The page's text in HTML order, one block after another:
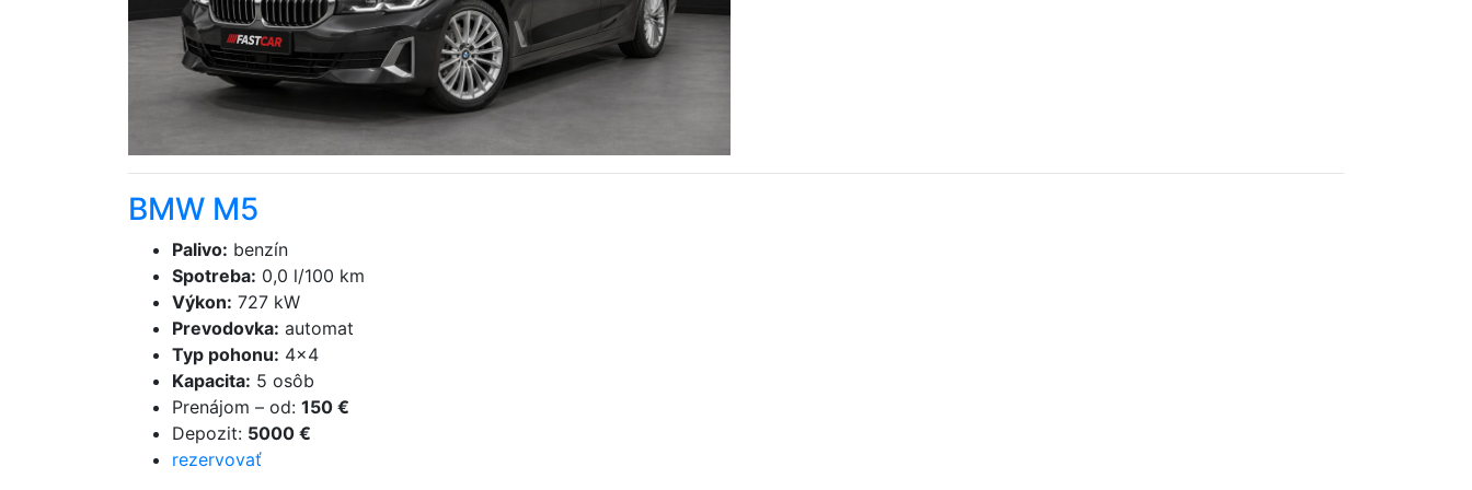
BMW M5
Palivo: benzín
Spotreba: 0,0 l/100 km
Výkon: 727 kW
Prevodovka: automat
Typ pohonu: 4×4
Kapacita: 5 osôb
Prenájom – od: 150 €
Depozit: 5000 €
rezervovať